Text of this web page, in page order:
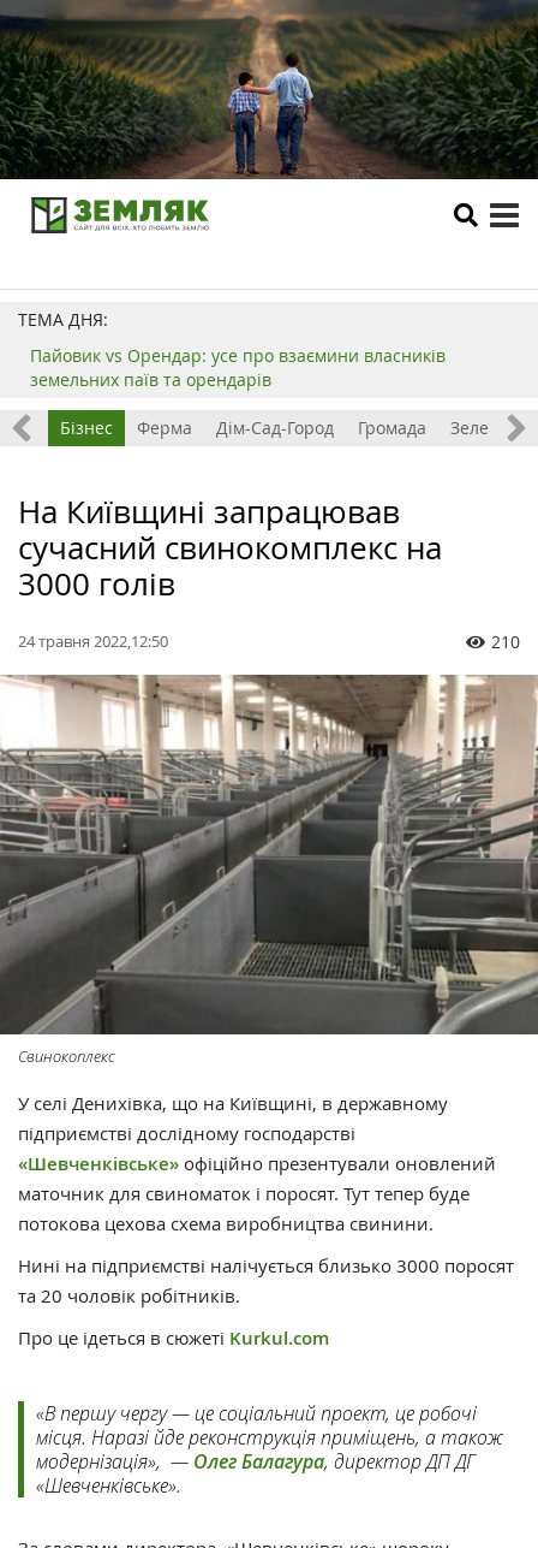
ТЕМА ДНЯ:
Пайовик vs Орендар: усе про взаємини власників
земельних паїв та орендарів
Бізнес Ферма Дім-Сад-Город Громада Зелений
На Київщині запрацював
сучасний свинокомплекс на
3000 голів
24 травня 2022,12:50 210
Свинокоплекс
У селі Денихівка, що на Київщині, в державному
підприємстві дослідному господарстві
«Шевченківське» офіційно презентували оновлений
маточник для свиноматок і поросят. Тут тепер буде
потокова цехова схема виробництва свинини.
Нині на підприємстві налічується близько 3000 поросят
та 20 чоловік робітників.
Про це ідеться в сюжеті Kurkul.com
«В першу чергу — це соціальний проект, це робочі
місця. Наразі йде реконструкція приміщень, а також
модернізація», — Олег Балагура, директор ДП ДГ
«Шевченківське».